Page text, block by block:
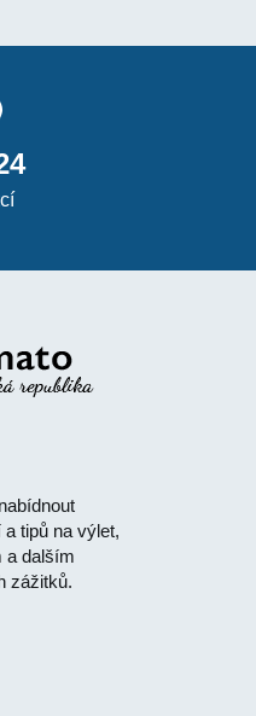
tipů na výlet,
a dalším
zážitků.